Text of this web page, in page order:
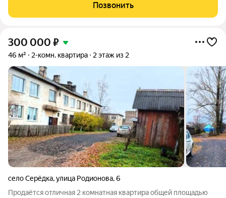
остаются, можно заезжать хоть завтра.
Позвонить
300 000 ₽
46 м² 2-комн. квартира 2 этаж из 2
село Серёдка,улица Родионова,6
Продаётся отличная 2 комнатная квартира общей площадью